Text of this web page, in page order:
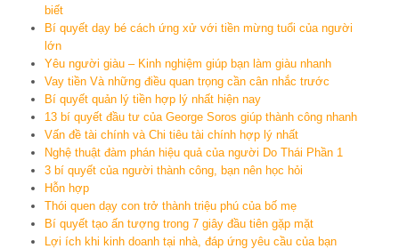
biết
Bí quyết dạy bé cách ứng xử với tiền mừng tuổi của người
lớn
Yêu người giàu – Kinh nghiệm giúp bạn làm giàu nhanh
Vay tiền Và những điều quan trọng cần cân nhắc trước
Bí quyết quản lý tiền hợp lý nhất hiện nay
13 bí quyết đầu tư của George Soros giúp thành công nhanh
Vấn đề tài chính và Chi tiêu tài chính hợp lý nhất
Nghệ thuật đàm phán hiệu quả của người Do Thái Phần 1
3 bí quyết của người thành công, bạn nên học hỏi
Hỗn hợp
Thói quen dạy con trở thành triệu phú của bố mẹ
Bí quyết tạo ấn tượng trong 7 giây đầu tiên gặp mặt
Lợi ích khi kinh doanh tại nhà, đáp ứng yêu cầu của bạn